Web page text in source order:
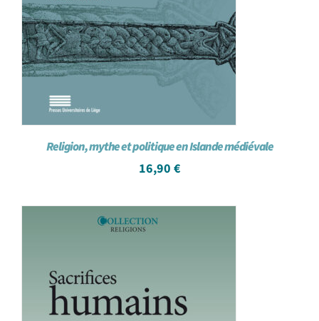
Religion, mythe et politique en Islande médiévale
16,90 €